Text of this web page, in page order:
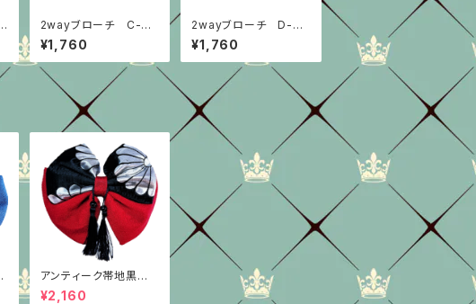
2wayブローチ C-gr
oup
¥1,760
2wayブローチ D-gr
oup
¥1,760
アンティーク帯地黒銀×
赤/3種/ちりめん/はい
¥2,160